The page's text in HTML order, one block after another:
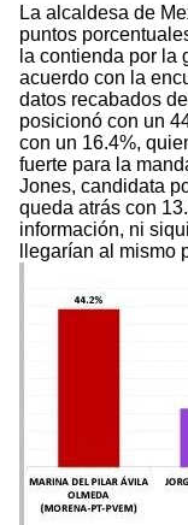
La alcaldesa de
puntos
la contienda por la
acuerdo con la
datos recabados
posicionó con un
con un 16.4%,
fuerte para la
Jones, candidata
queda atrás con
información, ni
llegarían al mismo